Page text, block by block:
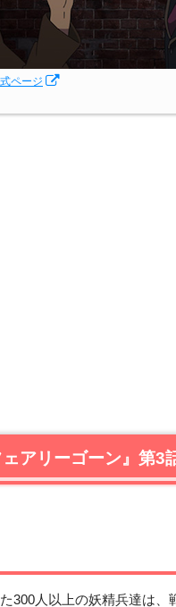
ページ
アリーゴーン』第3
300人以上の妖精兵達は、